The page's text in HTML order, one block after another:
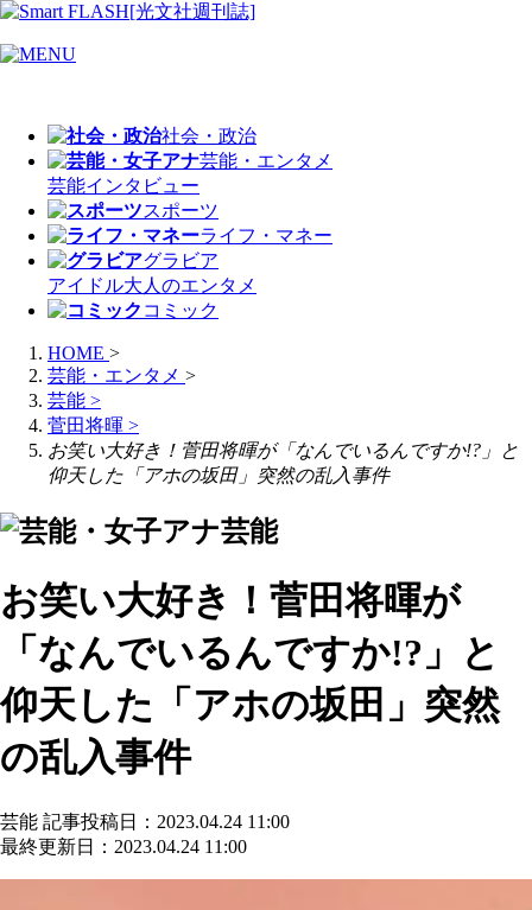
社会・政治
芸能・エンタメ
芸能インタビュー
スポーツ
ライフ・マネー
グラビア
アイドル大人のエンタメ
コミック
HOME >
芸能・エンタメ >
芸能 >
菅田将暉 >
お笑い大好き！菅田将暉が「なんでいるんですか!?」と
仰天した「アホの坂田」突然の乱入事件
芸能
お笑い大好き！菅田将暉が
「なんでいるんですか!?」と
仰天した「アホの坂田」突然
の乱入事件
芸能 記事投稿日：2023.04.24 11:00
最終更新日：2023.04.24 11:00